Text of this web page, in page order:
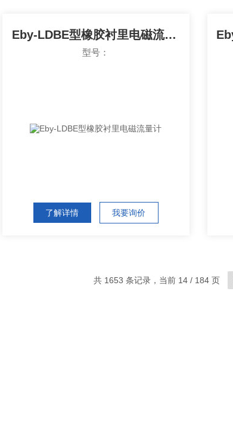
Eby-LDBE型橡胶衬里电磁流量计
型号：
了解详情 我要询价
共 1653 条记录，当前 14 / 184 页